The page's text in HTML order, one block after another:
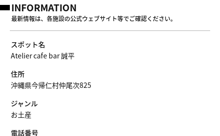
INFORMATION
最新情報は、各施設の公式ウェブサイト等でご確認ください。
スポット名
Atelier cafe bar 誠平
住所
沖縄県今帰仁村仲尾次825
ジャンル
お土産
電話番号